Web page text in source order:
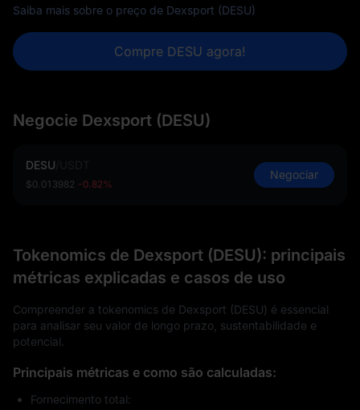
Saiba mais sobre o preço de Dexsport (DESU)
Compre DESU agora!
Negocie Dexsport (DESU)
DESU
$0.013982 -0.82%
Negociar
Tokenomics de Dexsport (DESU): principais
métricas explicadas e casos de uso
Compreender a tokenomics de Dexsport (DESU) é essencial
para analisar seu valor de longo prazo, sustentabilidade e
potencial.
Principais métricas e como são calculadas:
Fornecimento total: